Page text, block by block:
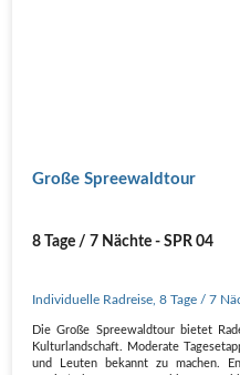
Große Spreewaldtour
8 Tage / 7 Nächte - SPR 04
Individuelle Radreise ,8 Tage / 7
Die Große Spreewaldtour bietet
Kulturlandschaft. Moderate
und Leuten bekannt zu machen.